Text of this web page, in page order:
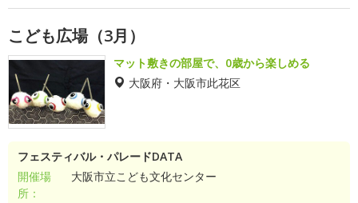
こども広場（3月）
マット敷きの部屋で、0歳から楽しめる
大阪府・大阪市此花区
フェスティバル・パレードDATA
開催場
所：
大阪市立こども文化センター